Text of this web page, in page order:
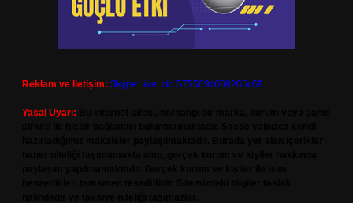
Reklam ve İletişim: Skype: live:.cid.575569c608265c69
Yasal Uyarı: